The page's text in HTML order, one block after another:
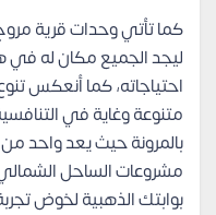
كما تأتي وحدات قرية
ليجد الجميع مكان له في
احتياجاته، كما أنعكس
متنوعة وغاية في
بالمرونة حيث يعد واحد
بوابتك الذهبية لخوض